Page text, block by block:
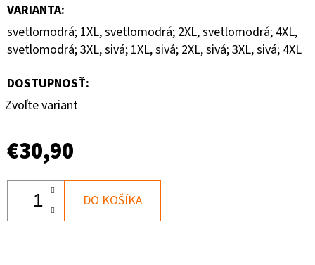
VARIANTA:
svetlomodrá; 1XL, svetlomodrá; 2XL, svetlomodrá; 4XL,
svetlomodrá; 3XL, sivá; 1XL, sivá; 2XL, sivá; 3XL, sivá; 4XL
DOSTUPNOSŤ:
Zvoľte variant
€30,90
DO KOŠÍKA